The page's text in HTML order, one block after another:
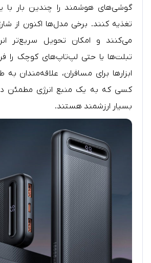
گوشی‌های هوشمند را چندین بار با
تغذیه کنند. برخی مدل‌ها اکنون از
می‌کنند و امکان تحویل سریع‌تر
تبلت‌ها یا حتی لپ‌تاپ‌های کوچک را
ابزارها برای مسافران، علاقه‌مندان
کسی که به یک منبع انرژی مطمئن در
بسیار ارزشمند هستند.